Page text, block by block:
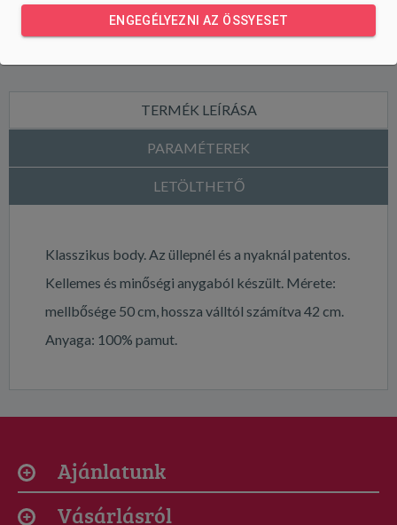
TERMÉK LEÍRÁSA
PARAMÉTEREK
LETÖLTHETŐ
Klasszikus body. Az üllepnél és a nyaknál patentos.
Kellemes és minőségi anygaból készült. Mérete:
mellbősége 50 cm, hossza válltól számítva 42 cm.
Anyaga: 100% pamut.
Ajánlatunk
Vásárlásról
ENGEGÉLYEZNI AZ ÖSSYESET